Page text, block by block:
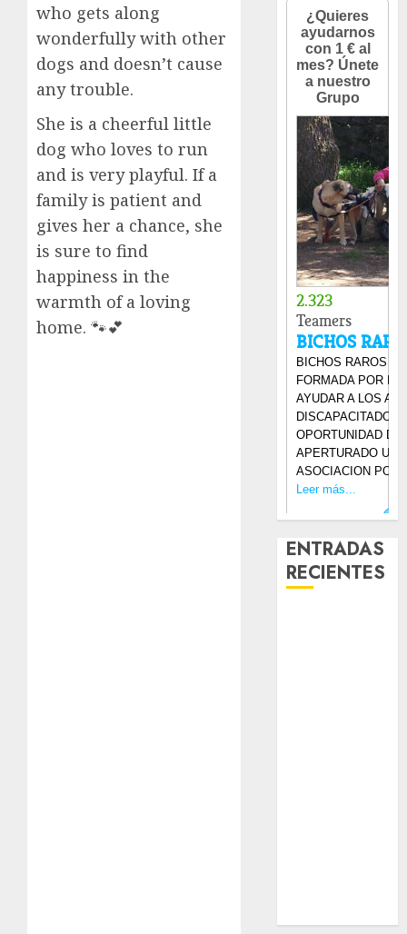
who gets along
wonderfully with other
dogs and doesn’t cause
any trouble.
She is a cheerful little
dog who loves to run
and is very playful. If a
family is patient and
gives her a chance, she
is sure to find
happiness in the
warmth of a loving
home. 🐾💕
ENTRADAS
RECIENTES